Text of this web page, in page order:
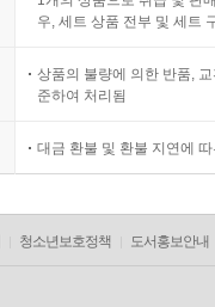
우, 세트 상품 전부 및 세트
상품의 불량에 의한 반품,
준하여 처리됨
대금 환불 및 환불 지연에
청소년보호정책 도서홍보안내